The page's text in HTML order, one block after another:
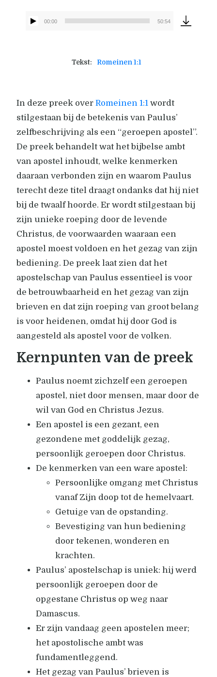
00:00 50:54
Tekst: Romeinen 1:1
In deze preek over Romeinen 1:1 wordt
stilgestaan bij de betekenis van Paulus’
zelfbeschrijving als een “geroepen apostel”.
De preek behandelt wat het bijbelse ambt
van apostel inhoudt, welke kenmerken
daaraan verbonden zijn en waarom Paulus
terecht deze titel draagt ondanks dat hij niet
bij de twaalf hoorde. Er wordt stilgestaan bij
zijn unieke roeping door de levende
Christus, de voorwaarden waaraan een
apostel moest voldoen en het gezag van zijn
bediening. De preek laat zien dat het
apostelschap van Paulus essentieel is voor
de betrouwbaarheid en het gezag van zijn
brieven en dat zijn roeping van groot belang
is voor heidenen, omdat hij door God is
aangesteld als apostel voor de volken.
Kernpunten van de preek
Paulus noemt zichzelf een geroepen
apostel, niet door mensen, maar door de
wil van God en Christus Jezus.
Een apostel is een gezant, een
gezondene met goddelijk gezag,
persoonlijk geroepen door Christus.
De kenmerken van een ware apostel:
Persoonlijke omgang met Christus
vanaf Zijn doop tot de hemelvaart.
Getuige van de opstanding.
Bevestiging van hun bediening
door tekenen, wonderen en
krachten.
Paulus’ apostelschap is uniek: hij werd
persoonlijk geroepen door de
opgestane Christus op weg naar
Damascus.
Er zijn vandaag geen apostelen meer;
het apostolische ambt was
fundamentleggend.
Het gezag van Paulus’ brieven is